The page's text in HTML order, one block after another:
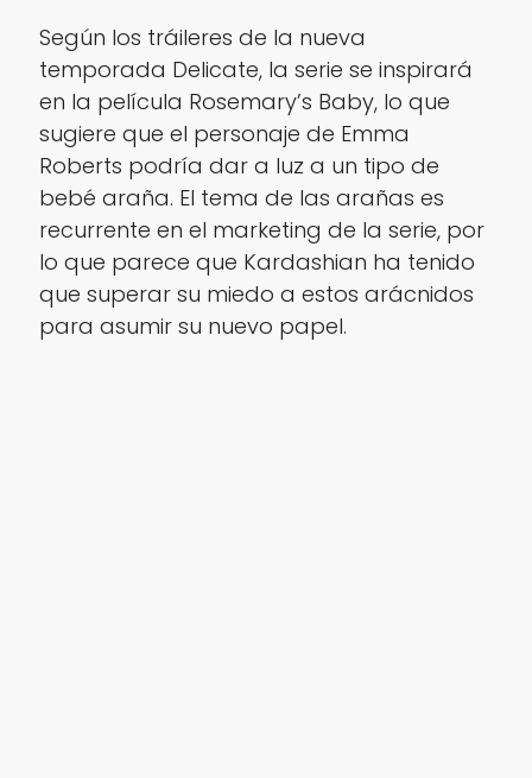
Según los tráileres de la nueva
temporada Delicate, la serie se inspirará
en la película Rosemary’s Baby, lo que
sugiere que el personaje de Emma
Roberts podría dar a luz a un tipo de
bebé araña. El tema de las arañas es
recurrente en el marketing de la serie, por
lo que parece que Kardashian ha tenido
que superar su miedo a estos arácnidos
para asumir su nuevo papel.